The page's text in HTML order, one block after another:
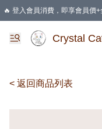
🔥 登入會員消費，即享會員價
🛍️ 購物滿HKD 400 即享免運費
Crystal
< 返回商品列表